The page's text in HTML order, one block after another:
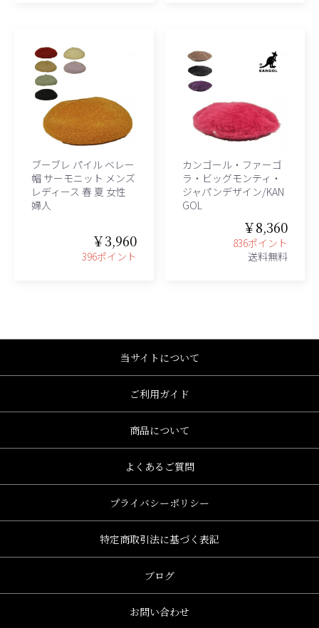
ブーブレ パイル ベレー
帽 サーモニット メンズ
レディース 春 夏 女性
婦人
￥3,960
396ポイント
カンゴール・ファーゴ
ラ・ビッグモンティ・
ジャパンデザイン/KAN
GOL
￥8,360
836ポイント
送料無料
当サイトについて
ご利用ガイド
商品について
よくあるご質問
プライバシーポリシー
特定商取引法に基づく表記
ブログ
お問い合わせ